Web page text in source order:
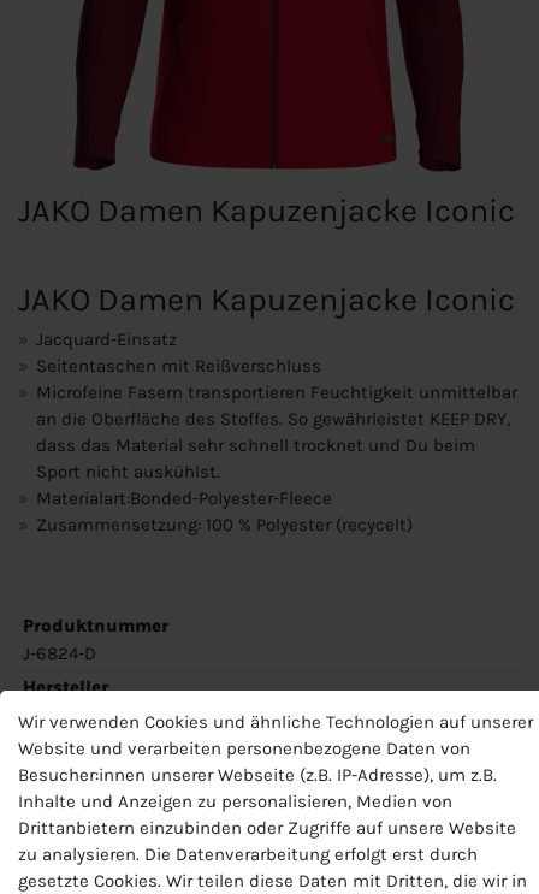
JAKO Damen Kapuzenjacke Iconic
JAKO Damen Kapuzenjacke Iconic
Jacquard-Einsatz
Seitentaschen mit Reißverschluss
Microfeine Fasern transportieren Feuchtigkeit unmittelbar
an die Oberfläche des Stoffes. So gewährleistet KEEP DRY,
dass das Material sehr schnell trocknet und Du beim
Sport nicht auskühlst.
Materialart:Bonded-Polyester-Fleece
Zusammensetzung: 100 % Polyester (recycelt)
Produktnummer
J-6824-D
Hersteller
Jako
EU-Verantwortlicher
JAKO AG, Amtstrasse 82 , 74673 Mulfingen , Deutschland,
+49 7938 90630, info@jako.de
Wir verwenden Cookies und ähnliche Technologien auf unserer
Website und verarbeiten personenbezogene Daten von
Besucher:innen unserer Webseite (z.B. IP-Adresse), um z.B.
Inhalte und Anzeigen zu personalisieren, Medien von
Drittanbietern einzubinden oder Zugriffe auf unsere Website
zu analysieren. Die Datenverarbeitung erfolgt erst durch
gesetzte Cookies. Wir teilen diese Daten mit Dritten, die wir in